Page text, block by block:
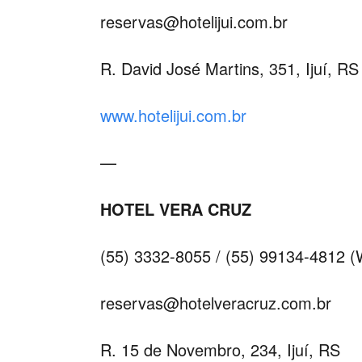
reservas@hotelijui.com.br
R. David José Martins, 351, Ijuí, RS
www.hotelijui.com.br
—
HOTEL VERA CRUZ
(55) 3332-8055 / (55) 99134-4812
reservas@hotelveracruz.com.br
R. 15 de Novembro, 234, Ijuí, RS